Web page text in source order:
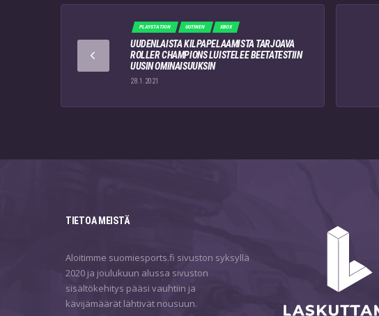
PLAYSTATION UUTINEN XBOX
UUDENLAISTA KILPAPELAAMISTA TARJOAVA
ROLLER CHAMPIONS LUISTELEE BEETATESTIIN
UUSIN OMINAISUUKSIN
28.1.2021
TIETOA MEISTÄ
Aloitimme suomiesports.fi sivuston syksyllä
2020 ja joulukuun alussa sivuston
sisältökehitys pääsi vauhtiin ja
kävijämäärät lähtivät nousuun.